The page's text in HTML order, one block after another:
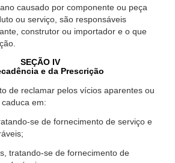
causado por componente ou peça
ou serviço, são responsáveis
construtor ou importador e o que
SEÇÃO IV
e da Prescrição
de reclamar pelos vícios aparentes ou
em:
se de fornecimento de serviço e
tratando-se de fornecimento de